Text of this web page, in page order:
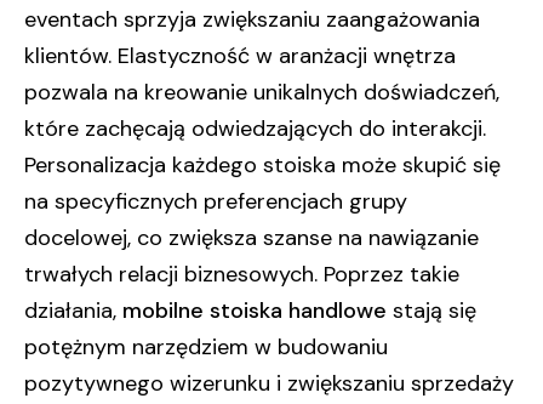
eventach sprzyja zwiększaniu zaangażowania
klientów. Elastyczność w aranżacji wnętrza
pozwala na kreowanie unikalnych doświadczeń,
które zachęcają odwiedzających do interakcji.
Personalizacja każdego stoiska może skupić się
na specyficznych preferencjach grupy
docelowej, co zwiększa szanse na nawiązanie
trwałych relacji biznesowych. Poprzez takie
działania, mobilne stoiska handlowe stają się
potężnym narzędziem w budowaniu
pozytywnego wizerunku i zwiększaniu sprzedaży